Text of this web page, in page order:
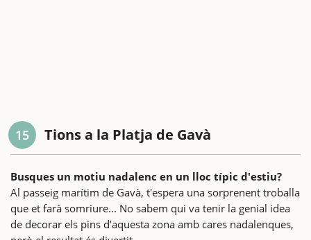
15 Tions a la Platja de Gavà
Busques un motiu nadalenc en un lloc típic d'estiu?
Al passeig marítim de Gavà, t'espera una sorprenent troballa
que et farà somriure... No sabem qui va tenir la genial idea
de decorar els pins d’aquesta zona amb cares nadalenques,